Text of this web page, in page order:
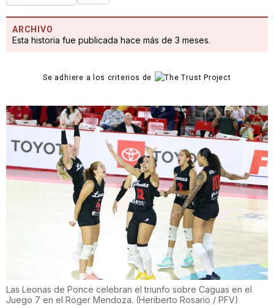
ARCHIVO
Esta historia fue publicada hace más de 3 meses.
Se adhiere a los criterios de
Las Leonas de Ponce celebran el triunfo sobre Caguas en el
Juego 7 en el Roger Mendoza. (Heriberto Rosario / PFV)